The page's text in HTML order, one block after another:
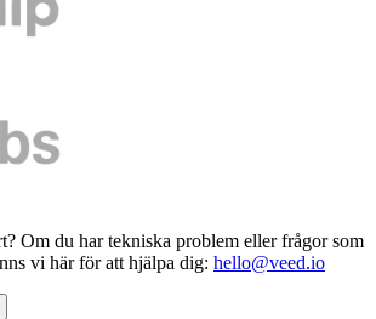
Om du har tekniska problem eller frågor som
vi här för att hjälpa dig: hello@veed.io